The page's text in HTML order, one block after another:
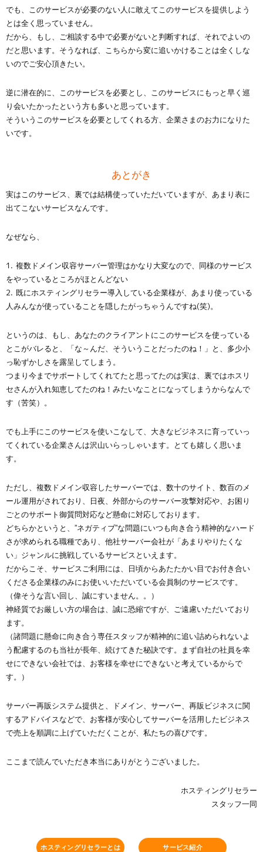
でも、このサービスが必要のない人に敢えてこのサービスを提供しよう
とは全く思っていません。
だから、もし、ご相談する中で必要がないと判断すれば、それでよいの
だと思います。そうなれば、こちらから変に追いかけることは全くしな
いのでご安心頂きたい。
逆に潜在的に、このサービスを必要とし、このサービスにもっと早く巡
り会いたかったという方も多いと思っています。
そういうこのサービスを必要としてくれる方、企業さまのお力になりた
いです。
あとがき
実はこのサービス、裏では結構使っていただいていますが、あまり表に
出てこないサービスなんです。
なぜなら、
複数ドメイン収容サーバー管理はかなり大変なので、同様のサービス
をやっているところがほとんどない
既にホスティングリセラー導入している企業様が、あまり使っている
人みんなが使っていることを隠したがっちゃうんですね(笑)。
というのは、もし、あなたのクライアントにこのサービスを使っている
とこがバレると、「な～んだ、そういうことだったのね！」と、多少小
っ恥ずかしさを露呈してしまう。
つまり今までサポートしてくれてたと思ってたのは実は、裏ではホスリ
セさんが入れ知恵してたのね！みたいなことになってしまうからなんで
す（苦笑）。
でも上手にこのサービスを使いこなして、大きなビジネスに育っていっ
てくれている企業さんは沢山いらっしゃいます。とても嬉しく思いま
す。
ただし、複数ドメイン収容したサーバーでは、数十のサイト、数百のメ
ール運用がされており、日夜、外部からのサーバー攻撃対応や、お困り
ごとのサポート御質問対応など懸命に対応しております。
どちらかというと、”ネガティブ”な問題にいつも向き合う精神的なハード
さが求められる職種であり、他社サーバー会社が「あまりやりたくな
い」ジャンルに挑戦しているサービスといえます。
だからこそ、サービスご利用には、日頃からあたたかい目でお付き合い
くださる企業様のみにお使いいただいている会員制のサービスです。
（偉そうな言い回し、誠にすいません。。）
神経質でお厳しい方の場合は、誠に恐縮ですが、ご遠慮いただいており
ます。
（諸問題に懸命に向き合う専任スタッフが精神的に追い詰められないよ
う配慮するのも当社が長年、続けてきた秘訣です。まず自社の社員を幸
せにできない会社では、お客様を幸せにできないと考えているからで
す。）
サーバー再販システム提供と、ドメイン、サーバー、再販ビジネスに関
するアドバイスなどで、お客様が安心してサーバーを活用したビジネス
で売上を順調に上げていただくことが、私たちの喜びです。
ここまで読んでいただき本当にありがとうございました。
ホスティングリセラー
スタッフ一同
ホスティングリセラーとは サービス紹介